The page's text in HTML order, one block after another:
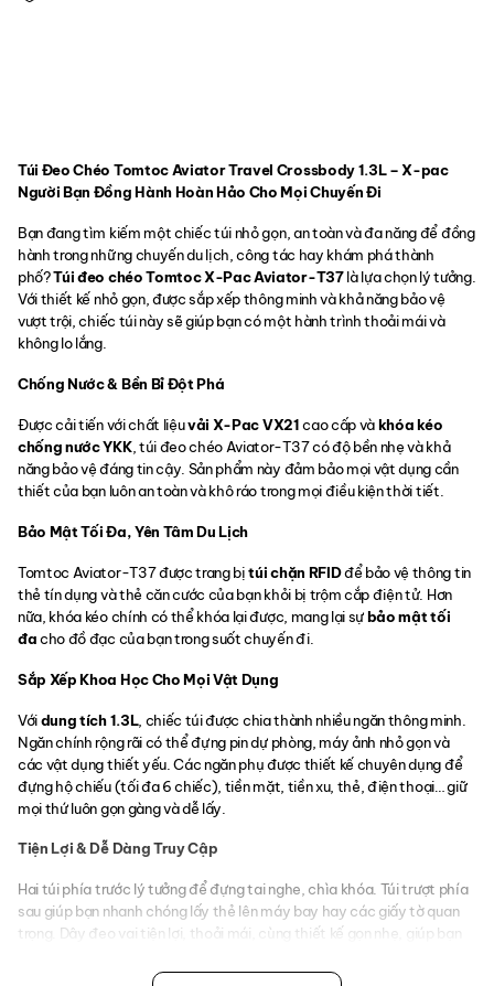
Túi Đeo Chéo Tomtoc Aviator Travel Crossbody 1.3L – X-pac
Người Bạn Đồng Hành Hoàn Hảo Cho Mọi Chuyến Đi
Bạn đang tìm kiếm một chiếc túi nhỏ gọn, an toàn và đa năng để đồng
hành trong những chuyến du lịch, công tác hay khám phá thành
phố?Túi đeo chéo Tomtoc X-Pac Aviator-T37là lựa chọn lý tưởng.
Với thiết kế nhỏ gọn, được sắp xếp thông minh và khả năng bảo vệ
vượt trội, chiếc túi này sẽ giúp bạn có một hành trình thoải mái và
không lo lắng.
Chống Nước & Bền Bỉ Đột Phá
Được cải tiến với chất liệuvải X-Pac VX21cao cấp vàkhóa kéo
chống nước YKK, túi đeo chéo Aviator-T37 có độ bền nhẹ và khả
năng bảo vệ đáng tin cậy. Sản phẩm này đảm bảo mọi vật dụng cần
thiết của bạn luôn an toàn và khô ráo trong mọi điều kiện thời tiết.
Bảo Mật Tối Đa, Yên Tâm Du Lịch
Tomtoc Aviator-T37 được trang bịtúi chặn RFIDđể bảo vệ thông tin
thẻ tín dụng và thẻ căn cước của bạn khỏi bị trộm cắp điện tử. Hơn
nữa, khóa kéo chính có thể khóa lại được, mang lại sựbảo mật tối
đacho đồ đạc của bạn trong suốt chuyến đi.
Sắp Xếp Khoa Học Cho Mọi Vật Dụng
Vớidung tích 1.3L, chiếc túi được chia thành nhiều ngăn thông minh.
Ngăn chính rộng rãi có thể đựng pin dự phòng, máy ảnh nhỏ gọn và
các vật dụng thiết yếu. Các ngăn phụ được thiết kế chuyên dụng để
đựng hộ chiếu (tối đa 6 chiếc), tiền mặt, tiền xu, thẻ, điện thoại… giữ
mọi thứ luôn gọn gàng và dễ lấy.
Tiện Lợi & Dễ Dàng Truy Cập
Hai túi phía trước lý tưởng để đựng tai nghe, chìa khóa. Túi trượt phía
sau giúp bạn nhanh chóng lấy thẻ lên máy bay hay các giấy tờ quan
trọng. Dây đeo vai tiện lợi, thoải mái, cùng thiết kế gọn nhẹ, giúp bạn